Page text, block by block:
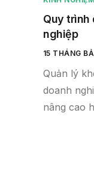
Quy trình
nghiệp
15 THÁNG
Quản lý
doanh
nâng cao